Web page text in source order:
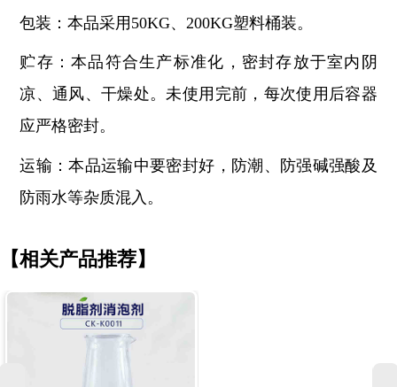
包装：本品采用50KG、200KG塑料桶装。
贮存：本品符合生产标准化，密封存放于室内阴
凉、通风、干燥处。未使用完前，每次使用后容器
应严格密封。
运输：本品运输中要密封好，防潮、防强碱强酸及
防雨水等杂质混入。
【相关产品推荐】